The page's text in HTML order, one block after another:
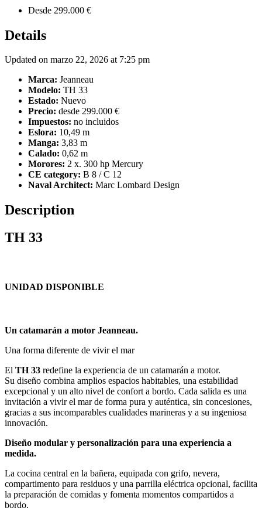
Desde 299.000 €
Details
Updated on marzo 22, 2026 at 7:25 pm
Marca: Jeanneau
Modelo: TH 33
Estado: Nuevo
Precio: desde 299.000 €
Impuestos: no incluidos
Eslora: 10,49 m
Manga: 3,83 m
Calado: 0,62 m
Morores: 2 x. 300 hp Mercury
CE category: B 8 / C 12
Naval Architect: Marc Lombard Design
Description
TH 33
UNIDAD DISPONIBLE
Un catamarán a motor Jeanneau.
Una forma diferente de vivir el mar
El TH 33 redefine la experiencia de un catamarán a motor.
Su diseño combina amplios espacios habitables, una estabilidad
excepcional y un alto nivel de confort a bordo. Cada salida es una
invitación a vivir el mar de forma pura y auténtica, sin concesiones,
gracias a sus incomparables cualidades marineras y a su ingeniosa
innovación.
Diseño modular y personalización para una experiencia a
medida.
La cocina central en la bañera, equipada con grifo, nevera,
compartimento para residuos y una parrilla eléctrica opcional, facilita
la preparación de comidas y fomenta momentos compartidos a
bordo.